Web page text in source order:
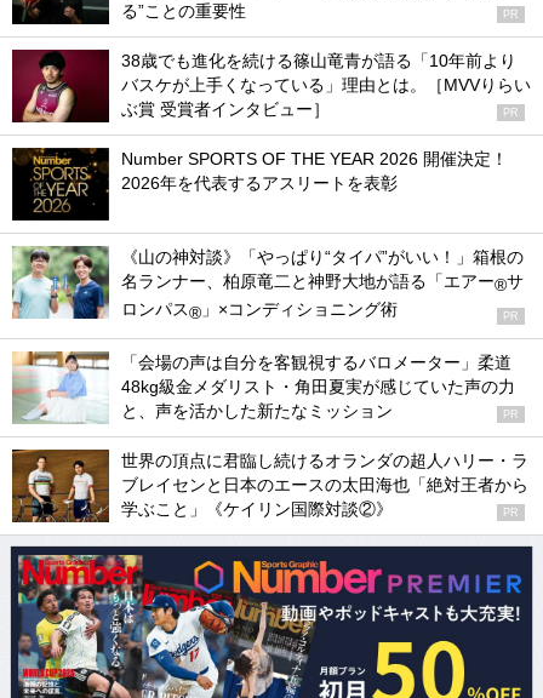
る”ことの重要性
PR
38歳でも進化を続ける篠山竜青が語る「10年前より
バスケが上手くなっている」理由とは。［MVVりらい
ぶ賞 受賞者インタビュー］
PR
Number SPORTS OF THE YEAR 2026 開催決定！
2026年を代表するアスリートを表彰
《山の神対談》「やっぱり“タイパ”がいい！」箱根の
名ランナー、柏原竜二と神野大地が語る「エアー®サ
ロンパス® 」×コンディショニング術 PR
「会場の声は自分を客観視するバロメーター」柔道
48kg級金メダリスト・角田夏実が感じていた声の力
と、声を活かした新たなミッション
PR
世界の頂点に君臨し続けるオランダの超人ハリー・ラ
ブレイセンと日本のエースの太田海也「絶対王者から
学ぶこと」《ケイリン国際対談②》
PR